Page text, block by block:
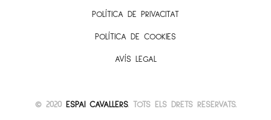
POLÍTICA DE PRIVACITAT
POLÍTICA DE COOKIES
AVÍS LEGAL
© 2020 ESPAI CAVALLERS. TOTS ELS DRETS RESERVATS.